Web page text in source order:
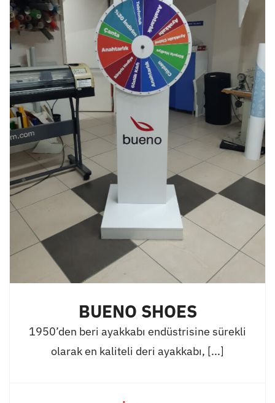
BUENO SHOES
1950’den beri ayakkabı endüstrisine sürekli
olarak en kaliteli deri ayakkabı, [...]